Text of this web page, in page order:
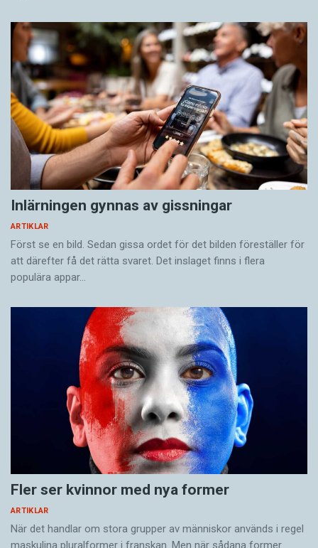
Inlärningen gynnas av gissningar
ARTIKLAR
Först se en bild. Sedan gissa ordet för det bilden föreställer för
att därefter få det rätta svaret. Det inslaget finns i flera
populära appar…
Fler ser kvinnor med nya former
ARTIKLAR
När det handlar om stora grupper av människor används i regel
maskulina pluralformer i franskan. Men när sådana ­former